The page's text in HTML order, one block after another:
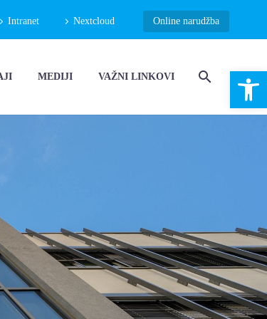
Intranet Nextcloud Online narudžba
MEDIJI VAŽNI LINKOVI